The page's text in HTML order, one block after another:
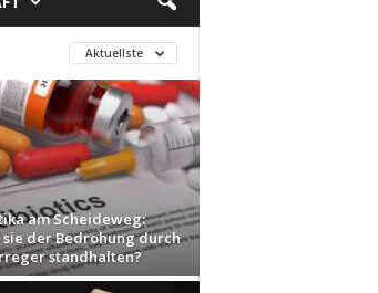
Aktuellste
am Scheideweg:
sie der Bedrohung durch
standhalten?